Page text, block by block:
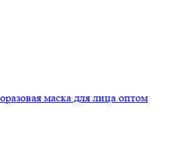
маска для лица оптом